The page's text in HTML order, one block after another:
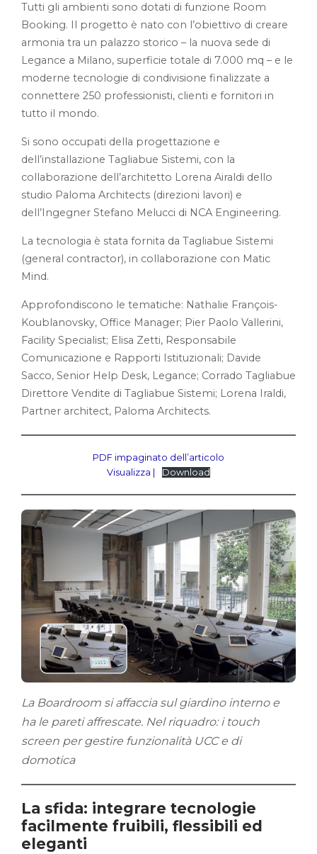
Tutti gli ambienti sono dotati di funzione Room
Booking. Il progetto è nato con l’obiettivo di creare
armonia tra un palazzo storico – la nuova sede di
Legance a Milano, superficie totale di 7.000 mq – e le
moderne tecnologie di condivisione finalizzate a
connettere 250 professionisti, clienti e fornitori in
tutto il mondo.
Si sono occupati della progettazione e
dell’installazione Tagliabue Sistemi, con la
collaborazione dell’architetto Lorena Airaldi dello
studio Paloma Architects (direzioni lavori) e
dell’Ingegner Stefano Melucci di NCA Engineering.
La tecnologia è stata fornita da Tagliabue Sistemi
(general contractor), in collaborazione con Matic
Mind.
Approfondiscono le tematiche: Nathalie François-
Koublanovsky, Office Manager; Pier Paolo Vallerini,
Facility Specialist; Elisa Zetti, Responsabile
Comunicazione e Rapporti Istituzionali; Davide
Sacco, Senior Help Desk, Legance; Corrado Tagliabue
Direttore Vendite di Tagliabue Sistemi; Lorena Iraldi,
Partner architect, Paloma Architects.
PDF impaginato dell’articolo
Visualizza |
Download
La Boardroom si affaccia sul giardino interno e
ha le pareti affrescate. Nel riquadro: i touch
screen per gestire funzionalità UCC e di
domotica
La sfida: integrare tecnologie
facilmente fruibili, flessibili ed
eleganti